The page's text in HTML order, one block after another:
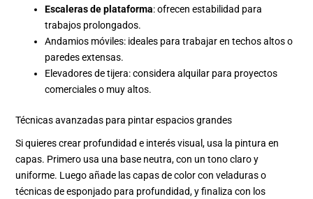
Escaleras de plataforma: ofrecen estabilidad para
trabajos prolongados.
Andamios móviles: ideales para trabajar en techos altos o
paredes extensas.
Elevadores de tijera: considera alquilar para proyectos
comerciales o muy altos.
Técnicas avanzadas para pintar espacios grandes
Si quieres crear profundidad e interés visual, usa la pintura en
capas. Primero usa una base neutra, con un tono claro y
uniforme. Luego añade las capas de color con veladuras o
técnicas de esponjado para profundidad, y finaliza con los